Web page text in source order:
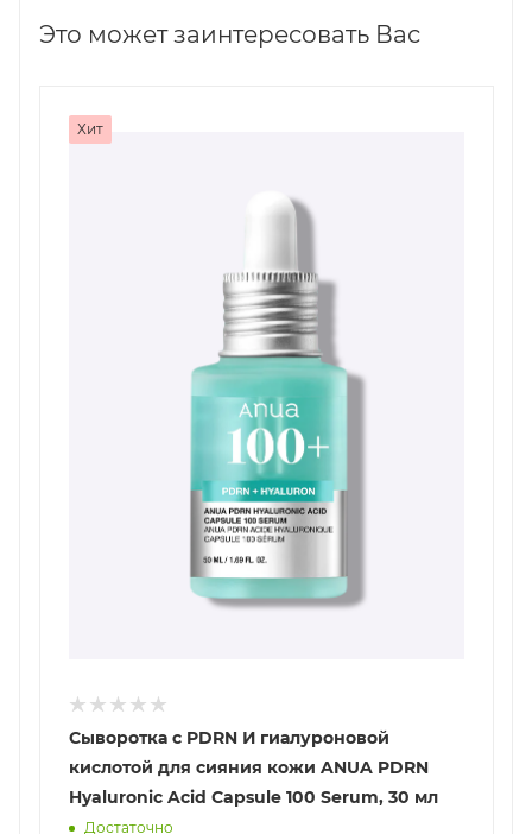
Это может заинтересовать Вас
Хит
Сыворотка с PDRN И гиалуроновой
кислотой для сияния кожи ANUA PDRN
Hyaluronic Acid Capsule 100 Serum, 30 мл
Достаточно